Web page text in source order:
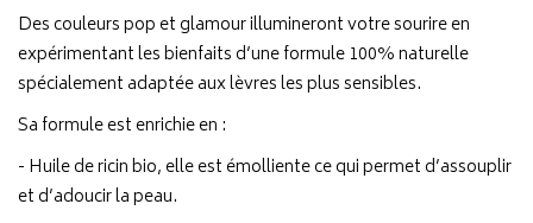
Des couleurs pop et glamour illumineront votre sourire en
expérimentant les bienfaits d’une formule 100% naturelle
spécialement adaptée aux lèvres les plus sensibles.
Sa formule est enrichie en :
- Huile de ricin bio, elle est émolliente ce qui permet d’assouplir
et d’adoucir la peau.